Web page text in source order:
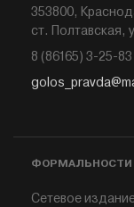
353800,
ст. Полтавская,
8 (86165) 3-25-83
ФОРМАЛЬНОСТИ
Сетевое